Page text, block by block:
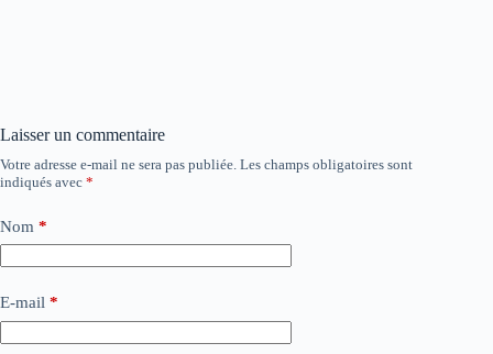
Laisser un commentaire
Votre adresse e-mail ne sera pas publiée. Les champs obligatoires sont
indiqués avec *
Nom *
E-mail *